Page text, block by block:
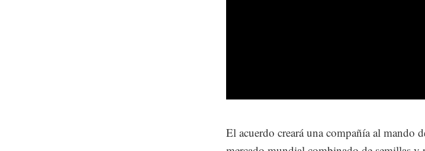
El acuerdo creará una compañía al mando